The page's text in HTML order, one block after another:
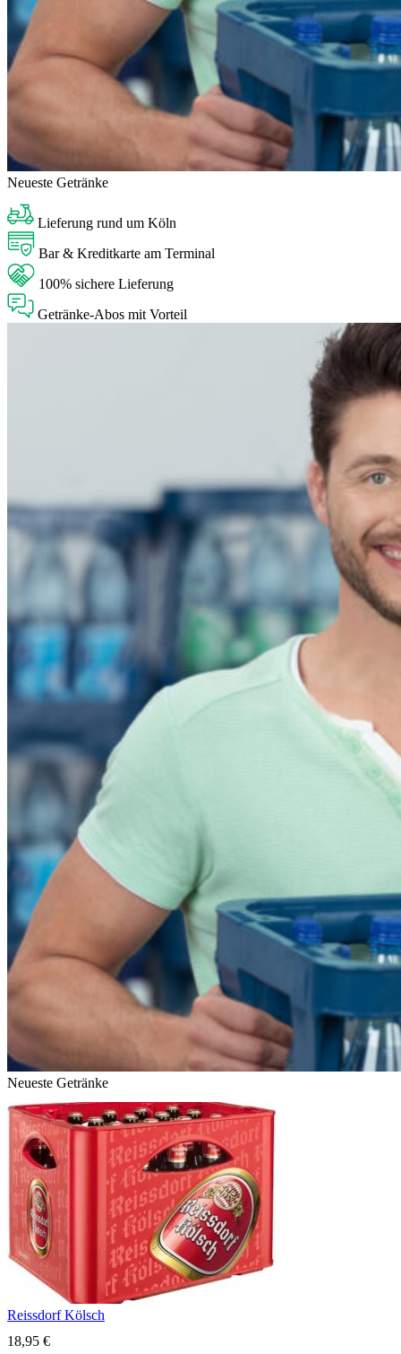
Neueste Getränke
Lieferung rund um Köln
Bar & Kreditkarte am Terminal
100% sichere Lieferung
Getränke-Abos mit Vorteil
Neueste Getränke
Reissdorf Kölsch
18,95 €